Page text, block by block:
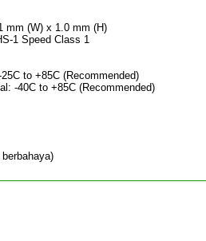
mm (W) x 1.0 mm (H)
1 Speed Class 1
to +85C (Recommended)
-40C to +85C (Recommended)